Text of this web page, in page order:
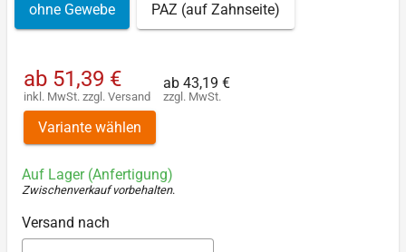
ohne Gewebe PAZ (auf Zahnseite)
ab 51,39 €
inkl. MwSt. zzgl. Versand
ab 43,19 €
zzgl. MwSt.
Variante wählen
Auf Lager (Anfertigung)
Zwischenverkauf vorbehalten.
Versand nach